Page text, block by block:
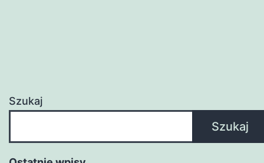
Szukaj
Szukaj